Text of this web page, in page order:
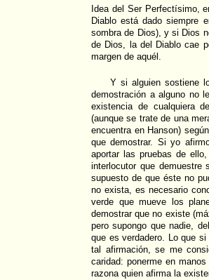
Idea del Ser Perfectísimo,
Diablo está dado siempre
sombra de Dios), y si Dios
de Dios, la del Diablo cae
margen de aquél.
Y si alguien sostiene
demostración a alguno no
existencia de cualquiera
(aunque se trate de una
encuentra en Hanson)
que demostrar. Si yo
aportar las pruebas de
interlocutor que demuestre
supuesto de que éste no
no exista, es necesario
verde que mueve los
demostrar que no existe
pero supongo que nadie,
que es verdadero. Lo que
tal afirmación, se me
caridad: ponerme en
razona quien afirma la